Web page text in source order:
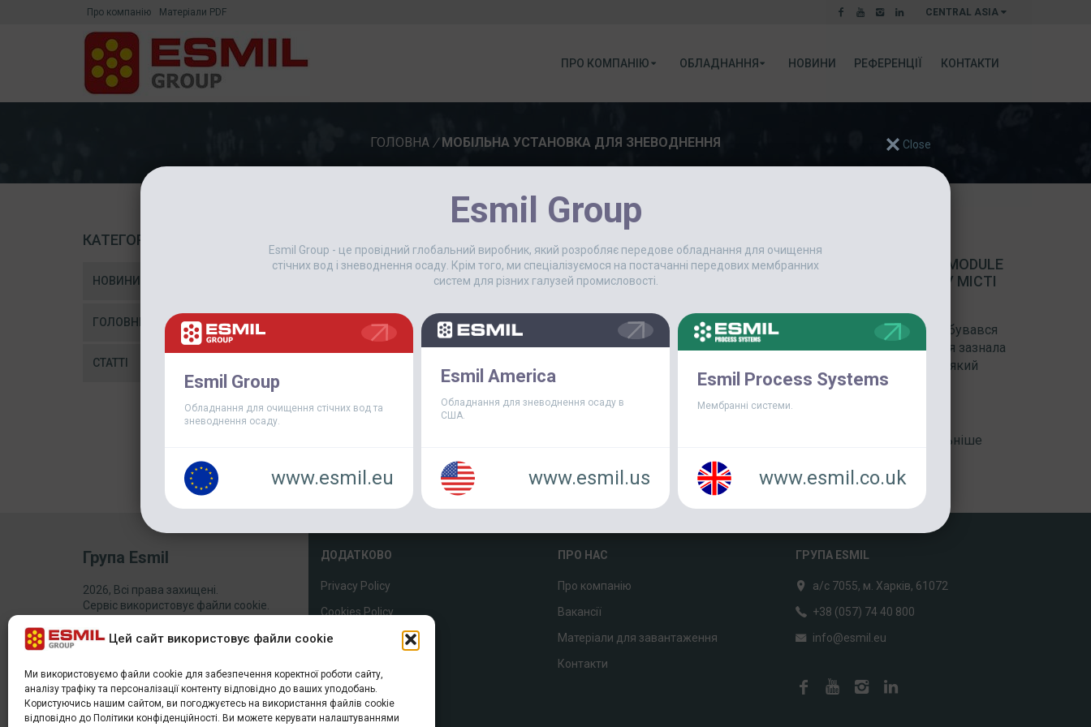
Цей сайт використовує файли cookie
Ми використовуємо файли cookie для забезпечення коректної роботи сайту,
аналізу трафіку та персоналізації контенту відповідно до ваших уподобань.
Користуючись нашим сайтом, ви погоджуєтесь на використання файлів cookie
відповідно до Політики конфіденційності. Ви можете керувати налаштуваннями
Про компанію Матеріали PDF CENTRAL ASIA
ПРО КОМПАНІЮ ОБЛАДНАННЯ НОВИНИ РЕФЕРЕНЦІЇ КОНТАКТИ
ГОЛОВНА /МОБІЛЬНА УСТАНОВКА ДЛЯ ЗНЕВОДНЕННЯ
КЕЙС: ЯК МОБІЛЬНА СТАНЦІЯ ЗНЕВОДНЕННЯ ОСАДУ ESMIL MODULE
D ЗАБЕЗПЕЧИЛА БЕЗПЕРЕРВНУ РОБОТУ ОЧИСНИХ СПОРУД У МІСТІ
В одному з будинків очисних споруд у місті Барбертон (США), де відбувався
процес зневоднення осаду, виникла серйозна проблема: конструкція зазнала
суттєвої деградації. Необхідно було провести комплексний ремонт, який
вимагав тимчасового відключення обладнання.[...]
Детальніше
КАТЕГОРІЇ
НОВИНИ
ГОЛОВНІ НОВИНИ
СТАТТІ
Група Esmil
2026, Всі права захищені.
Сервіс використовує файли cookie.
згоду на їх створення та використання.
ДОДАТКОВО
Privacy Policy
Cookies Policy
Sitemap
ПРО НАС
Про компанію
Вакансії
Матеріали для завантаження
Контакти
ГРУПА ESMIL
а/с 7055, м. Харків, 61072
+38 (057) 74 40 800
info@esmil.eu
Esmil Group
Esmil Group - це провідний глобальний виробник, який розробляє передове обладнання для очищення
стічних вод і зневоднення осаду. Крім того, ми спеціалізуємося на постачанні передових мембранних
систем для різних галузей промисловості.
Esmil Group
Обладнання для очищення стічних вод та
зневоднення осаду.
www.esmil.eu
Esmil America
Обладнання для зневоднення осаду в
США.
www.esmil.us
Esmil Process Systems
Мембранні системи.
www.esmil.co.uk